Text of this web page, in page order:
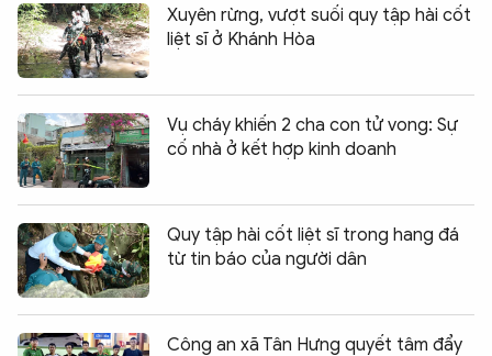
Xuyên rừng, vượt suối quy tập hài cốt
liệt sĩ ở Khánh Hòa
Vụ cháy khiến 2 cha con tử vong: Sự
cố nhà ở kết hợp kinh doanh
Quy tập hài cốt liệt sĩ trong hang đá
từ tin báo của người dân
Công an xã Tân Hưng quyết tâm đẩy